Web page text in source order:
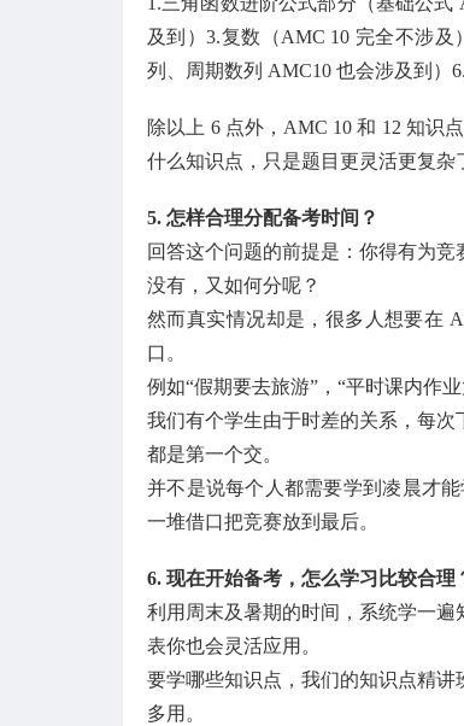
及到）3.复数（AMC 10 完全不涉
列、周期数列 AMC10 也会涉及到）
除以上 6 点外，AMC 10 和 12 知识
什么知识点，只是题目更灵活更复杂
5. 怎样合理分配备考时间？
回答这个问题的前提是：你得有为
没有，又如何分呢？
然而真实情况却是，很多人想要在
口。
例如“假期要去旅游”，“平时课内作
我们有个学生由于时差的关系，每
都是第一个交。
并不是说每个人都需要学到凌晨才
一堆借口把竞赛放到最后。
6. 现在开始备考，怎么学习比较合理
利用周末及暑期的时间，系统学一
表你也会灵活应用。
要学哪些知识点，我们的知识点精
多用。